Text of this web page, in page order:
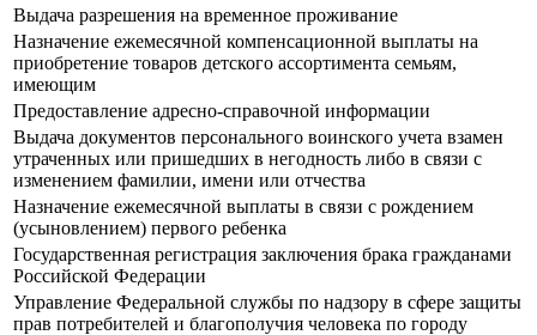
Выдача разрешения на временное проживание
Назначение ежемесячной компенсационной выплаты на
приобретение товаров детского ассортимента семьям,
имеющим
Предоставление адресно-справочной информации
Выдача документов персонального воинского учета взамен
утраченных или пришедших в негодность либо в связи с
изменением фамилии, имени или отчества
Назначение ежемесячной выплаты в связи с рождением
(усыновлением) первого ребенка
Государственная регистрация заключения брака гражданами
Российской Федерации
Управление Федеральной службы по надзору в сфере защиты
прав потребителей и благополучия человека по городу